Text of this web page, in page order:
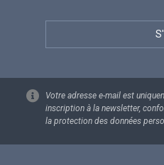
Votre adresse e-mail est
inscription à la newsletter,
la protection des données